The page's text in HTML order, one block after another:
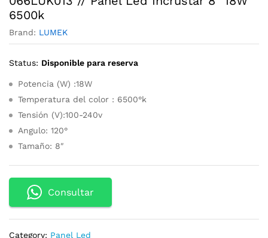
6500k
Brand: LUMEK
Status: Disponible para reserva
Potencia (W) :18W
Temperatura del color : 6500°k
Tensión (V):100-240v
Angulo: 120°
Tamaño: 8″
Consultar
Category: Panel Led